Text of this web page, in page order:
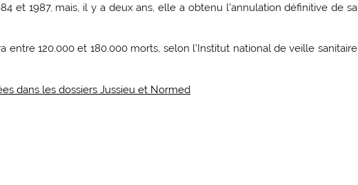
et 1987, mais, il y a deux ans, elle a obtenu l’annulation définitive de sa
entre 120.000 et 180.000 morts, selon l’Institut national de veille sanitaire
dans les dossiers Jussieu et Normed